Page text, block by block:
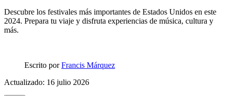
Descubre los festivales más importantes de Estados Unidos en este
2024. Prepara tu viaje y disfruta experiencias de música, cultura y
más.
Escrito porFrancis Márquez
Actualizado: 16 julio 2026